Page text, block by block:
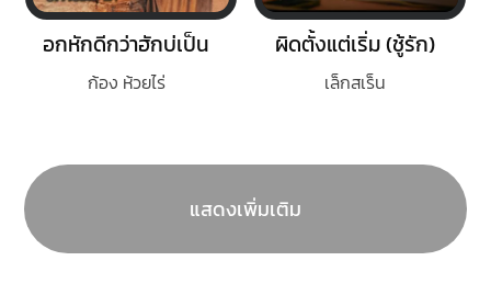
อกหักดีกว่าฮักบ่เป็น
ก้อง ห้วยไร่
ผิดตั้งแต่เริ่ม (ชู้รัก)
เล็กสเร็น
แสดงเพิ่มเติม